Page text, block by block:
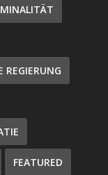
REGIERUNG
FEATURED